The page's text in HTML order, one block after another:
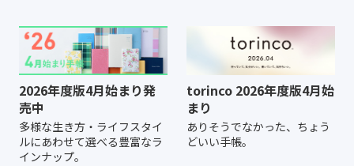
2026年度版4月始まり発
売中
多様な生き方・ライフスタイ
ルにあわせて選べる豊富なラ
インナップ。
torinco 2026年度版4月始
まり
ありそうでなかった、ちょう
どいい手帳。